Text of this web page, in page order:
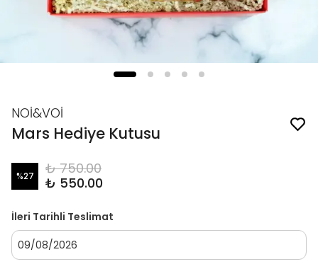
NOİ&VOİ
Mars Hediye Kutusu
%27
₺ 750.00
₺ 550.00
İleri Tarihli Teslimat